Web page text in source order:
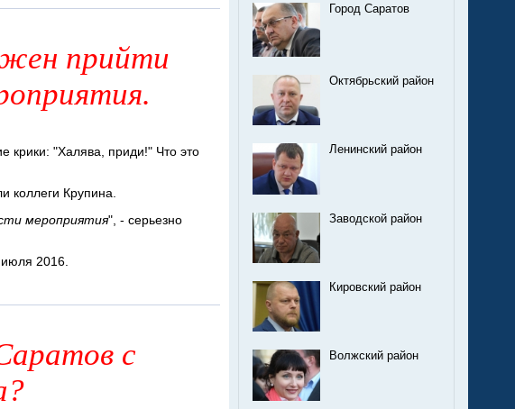
прийти
крики: "Халява, приди!" Что это
коллеги Крупина.
мероприятия", - серьезно
2016.
с
Город Саратов
Октябрьский район
Ленинский район
Заводской район
Кировский район
Волжский район